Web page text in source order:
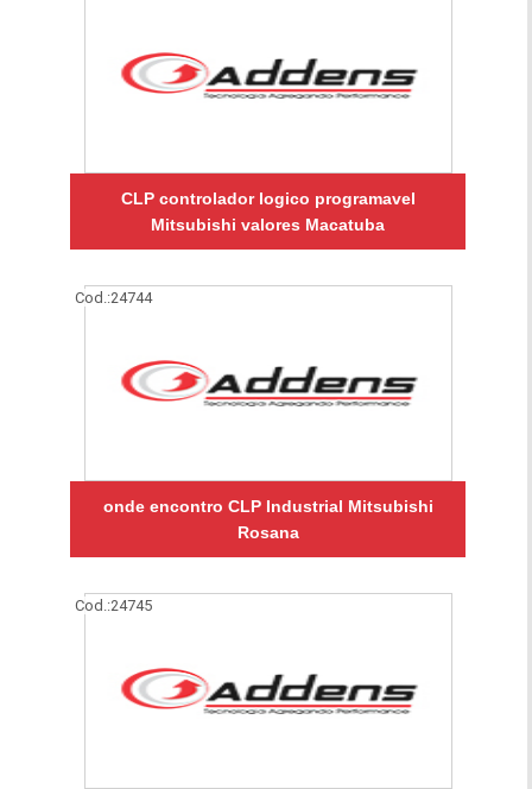
CLP controlador logico programavel
Mitsubishi valores Macatuba
Cod.:24744
onde encontro CLP Industrial Mitsubishi
Rosana
Cod.:24745